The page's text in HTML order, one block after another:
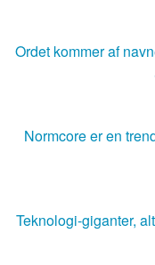
Ordet kommer af
Normcore er en
Teknologi-giganter,